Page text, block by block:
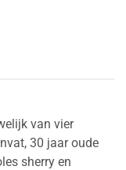
van vier
30 jaar oude
sherry en